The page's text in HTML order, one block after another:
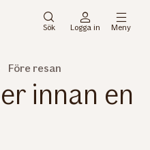
Sök Logga in Meny
Före resan
innan en